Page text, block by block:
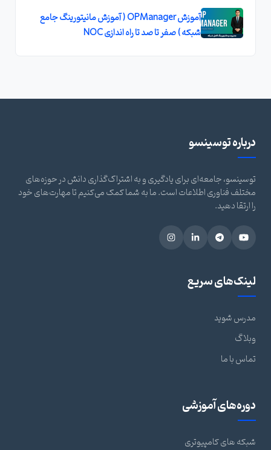
آموزش OPManager ( آموزش مانیتورینگ جامع
شبکه ) صفر تا صد تا راه اندازی NOC
درباره توسینسو
توسینسو، جامعه‌ای برای یادگیری و به اشتراک‌گذاری دانش در حوزه‌های
مختلف فناوری اطلاعات است. ما به شما کمک می‌کنیم تا مهارت‌های خود
را ارتقا دهید.
لینک‌های سریع
مدرس شوید
وبلاگ
تماس با ما
دوره‌های آموزشی
شبکه های کامپیوتری